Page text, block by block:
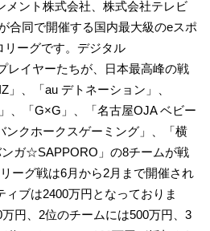
メント株式会社、株式会社テレビ
合同で開催する国内最大級のeスポ
リーグです。デジタル
レイヤーたちが、日本最高峰の戦
」、「au デトネーション」、
、「G×G」、「名古屋OJA ベビー
ンクホークスゲーミング」、「横
ガ☆SAPPORO」の8チームが戦
ーグ戦は6月から2月まで開催され
ィブは2400万円となっておりま
円、2位のチームには500万円、3